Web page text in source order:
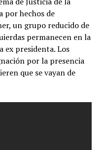
por hechos de
un grupo reducido de
permanecen en la
ex presidenta. Los
por la presencia
que se vayan de